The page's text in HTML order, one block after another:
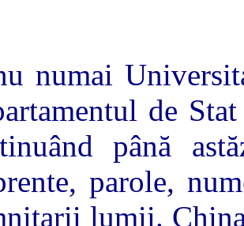
numai
de
până
parole,
lumii.